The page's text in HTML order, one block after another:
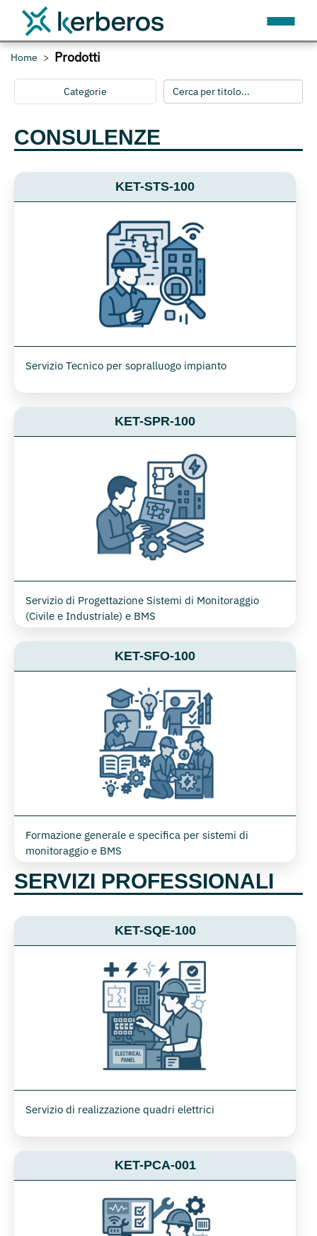
Home Prodotti
Categorie
CONSULENZE
KET-STS-100
Servizio Tecnico per sopralluogo impianto
KET-SPR-100
Servizio di Progettazione Sistemi di Monitoraggio
(Civile e Industriale) e BMS
KET-SFO-100
Formazione generale e specifica per sistemi di
monitoraggio e BMS
SERVIZI PROFESSIONALI
KET-SQE-100
Servizio di realizzazione quadri elettrici
KET-PCA-001